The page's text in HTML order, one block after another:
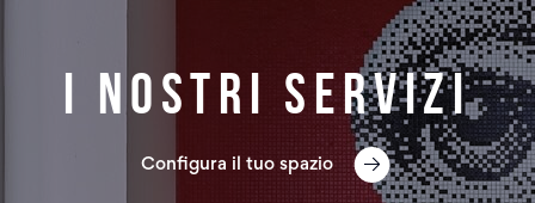
I nostri servizi
Configura il tuo spazio